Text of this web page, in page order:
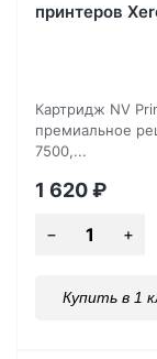
принтеров
Картридж NV
премиальное
7500,...
1 620₽
Купить в 1